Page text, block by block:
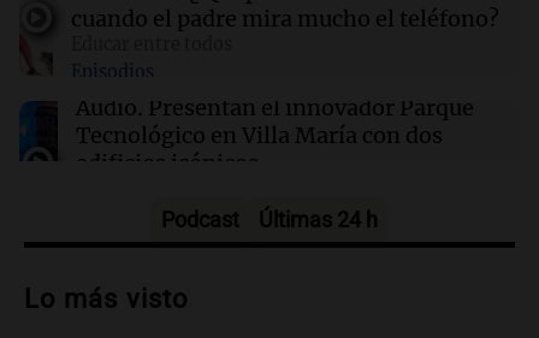
salud
16:02 Mundo
Las primarias de Tennessee marcan el debut
de un controvertido mapa parlamentario que
cuando el padre mira mucho el teléfono?
Episodios
Audio. Presentan el innovador Parque
Tecnológico en Villa María con dos
edificios icónicos
Audio.Polémica en el fútbol argentino:
controvertidos
Podcast Últimas 24 h
Lo más visto